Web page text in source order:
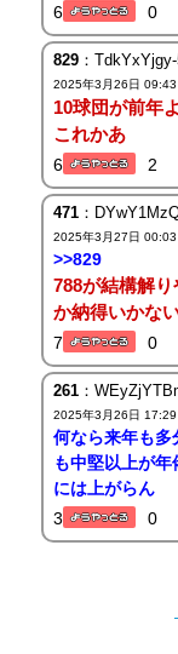
6 0
829：
2025年3月26日 09:43
10球団が前年
これかあ
6 2
471：
2025年3月27日 00:03
>>829
788が結構解
か納得いかな
7 0
261：
2025年3月26日 17:29
何なら来年も多
も中堅以上が
には上がらん
3
0